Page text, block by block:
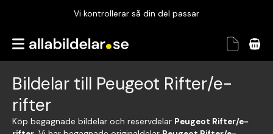
Vi kontrollerar så din del passar
Garanterad passform
Vi kontrollerar så din del passar
Bildelar till Peugeot Rifter/e-
rifter
Köp begagnade bildelar och reservdelar Peugeot Rifter/e-